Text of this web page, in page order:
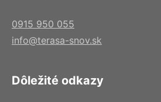
0915 950 055
info@terasa-snov.sk
Dôležité odkazy